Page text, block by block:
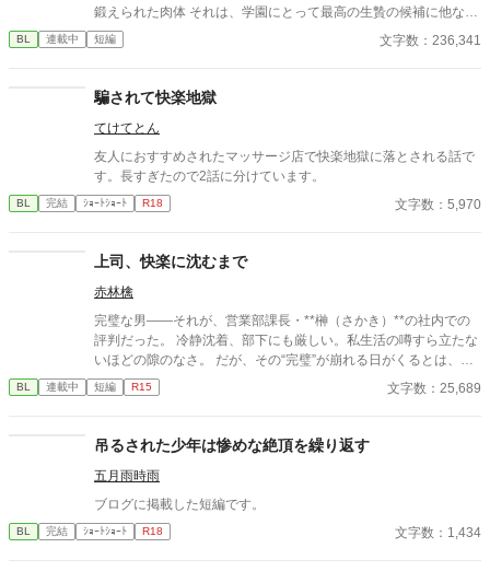
鍛えられた肉体 それは、学園にとって最高の生贄の候補に他なら
なかった 至高の筋肉を持つ、精神を削られ意志をなくした青年を
太古の神に捧げるため、“水”、“風”、“土”の信奉者達が暗躍する 意
校で繰り広げられるダークファンタジー
BL 連載中 短編 文字数：236,341
騙されて快楽地獄
てけてとん
友人におすすめされたマッサージ店で快楽地獄に落とされる話で
す。長すぎたので2話に分けています。
BL 完結 ｼｮｰﾄｼｮｰﾄ R18 文字数：5,970
上司、快楽に沈むまで
赤林檎
完璧な男――それが、営業部課長・**榊（さかき）**の社内での
評判だった。 冷静沈着、部下にも厳しい。私生活の噂すら立たな
いほどの隙のなさ。 だが、その“完璧”が崩れる日がくるとは、誰
も想像していなかった。 入社三年目の篠原は、榊の直属の部下。
真面目だが強気で、どこか挑発的な笑みを浮かべる青年。 ある
原は上司に向かって、いつもの穏やかな口調を崩した。「……そ
んな顔、部下には見せないんですね」 疲労で僅かに緩んだ榊の表
情。 その弱さを見逃さず、篠原はデスク越しに距離を詰める。
「強がらなくていいですよ。俺の前では、もう」 指先が榊のネク
た。 拒むことも、許すこともできないまま、 彼は“部下”の手によ
BL 連載中 短編 R15 文字数：25,689
吊るされた少年は惨めな絶頂を繰り返す
五月雨時雨
ブログに掲載した短編です。
BL 完結 ｼｮｰﾄｼｮｰﾄ R18 文字数：1,434